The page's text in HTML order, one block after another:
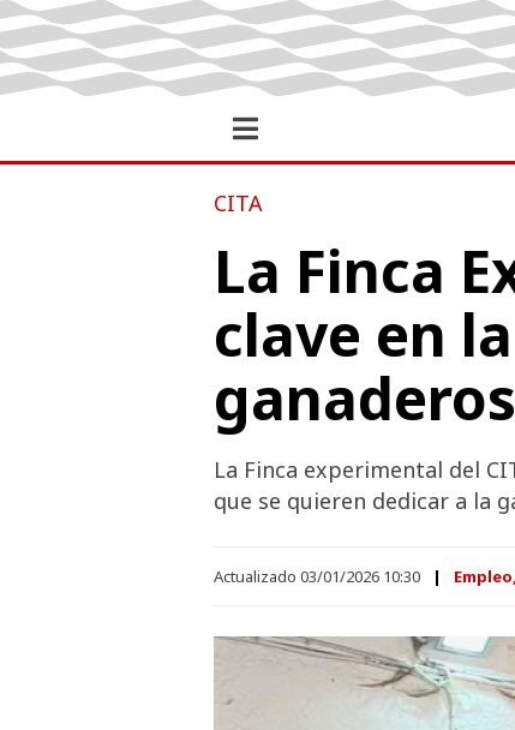
CITA
La Finca
clave en
ganaderos
La Finca experimental del
que se quieren dedicar a la
Actualizado 03/01/2026 10:30